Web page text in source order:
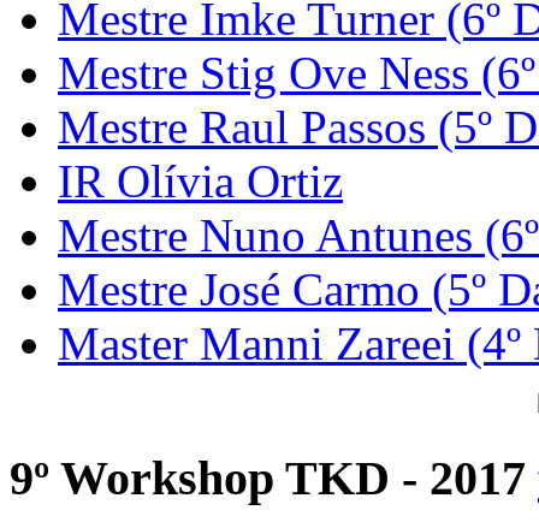
Mestre Imke Turner (6º
Mestre Stig Ove Ness
Mestre Raul Passos (5º
IR Olívia Ortiz
Mestre Nuno Antunes
Mestre José Carmo (5º
Master Manni Zareei (4º
9º Workshop TKD - 2017